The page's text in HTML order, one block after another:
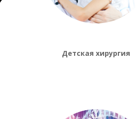
Детская хирургия